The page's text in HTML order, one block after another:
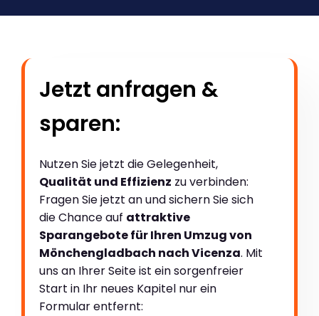
Jetzt anfragen &
sparen:
Nutzen Sie jetzt die Gelegenheit,
Qualität und Effizienz zu verbinden:
Fragen Sie jetzt an und sichern Sie sich
die Chance auf attraktive
Sparangebote für Ihren Umzug von
Mönchengladbach nach Vicenza. Mit
uns an Ihrer Seite ist ein sorgenfreier
Start in Ihr neues Kapitel nur ein
Formular entfernt: